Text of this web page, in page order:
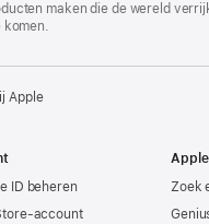
maken die de wereld
komen.
Apple
ID beheren
account
Zoek